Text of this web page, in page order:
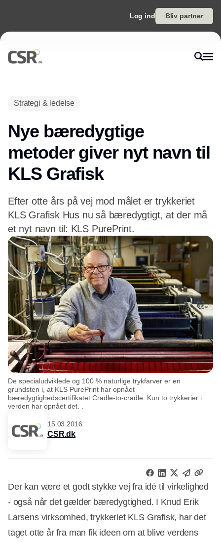
Log ind Bliv partner
Strategi & ledelse
Nye bæredygtige
metoder giver nyt navn til
KLS Grafisk
Efter otte års på vej mod målet er trykkeriet
KLS Grafisk Hus nu så bæredygtigt, at der må
et nyt navn til: KLS PurePrint.
De specialudviklede og 100 % naturlige trykfarver er en
grundsten i, at KLS PurePrint har opnået
bæredygtighedscertifikatet Cradle-to-cradle. Kun to trykkerier i
verden har opnået det. .
15.03.2016
CSR.dk
Der kan være et godt stykke vej fra idé til virkelighed
- også når det gælder bæredygtighed. I Knud Erik
Larsens virksomhed, trykkeriet KLS Grafisk, har det
taget otte år fra man fik ideen om at blive verdens